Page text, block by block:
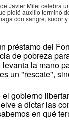
Javier Milei celebra
pidió auxilio terminó
con sangre, sudor
préstamo del
de pobreza
la mano
un "rescate",
el gobierno
a dictar las
en qué